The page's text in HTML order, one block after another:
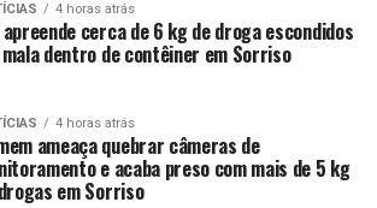
4 horas atrás
apreende cerca de 6 kg de droga escondidos
mala dentro de contêiner em Sorriso
4 horas atrás
ameaça quebrar câmeras de
e acaba preso com mais de 5 kg
em Sorriso